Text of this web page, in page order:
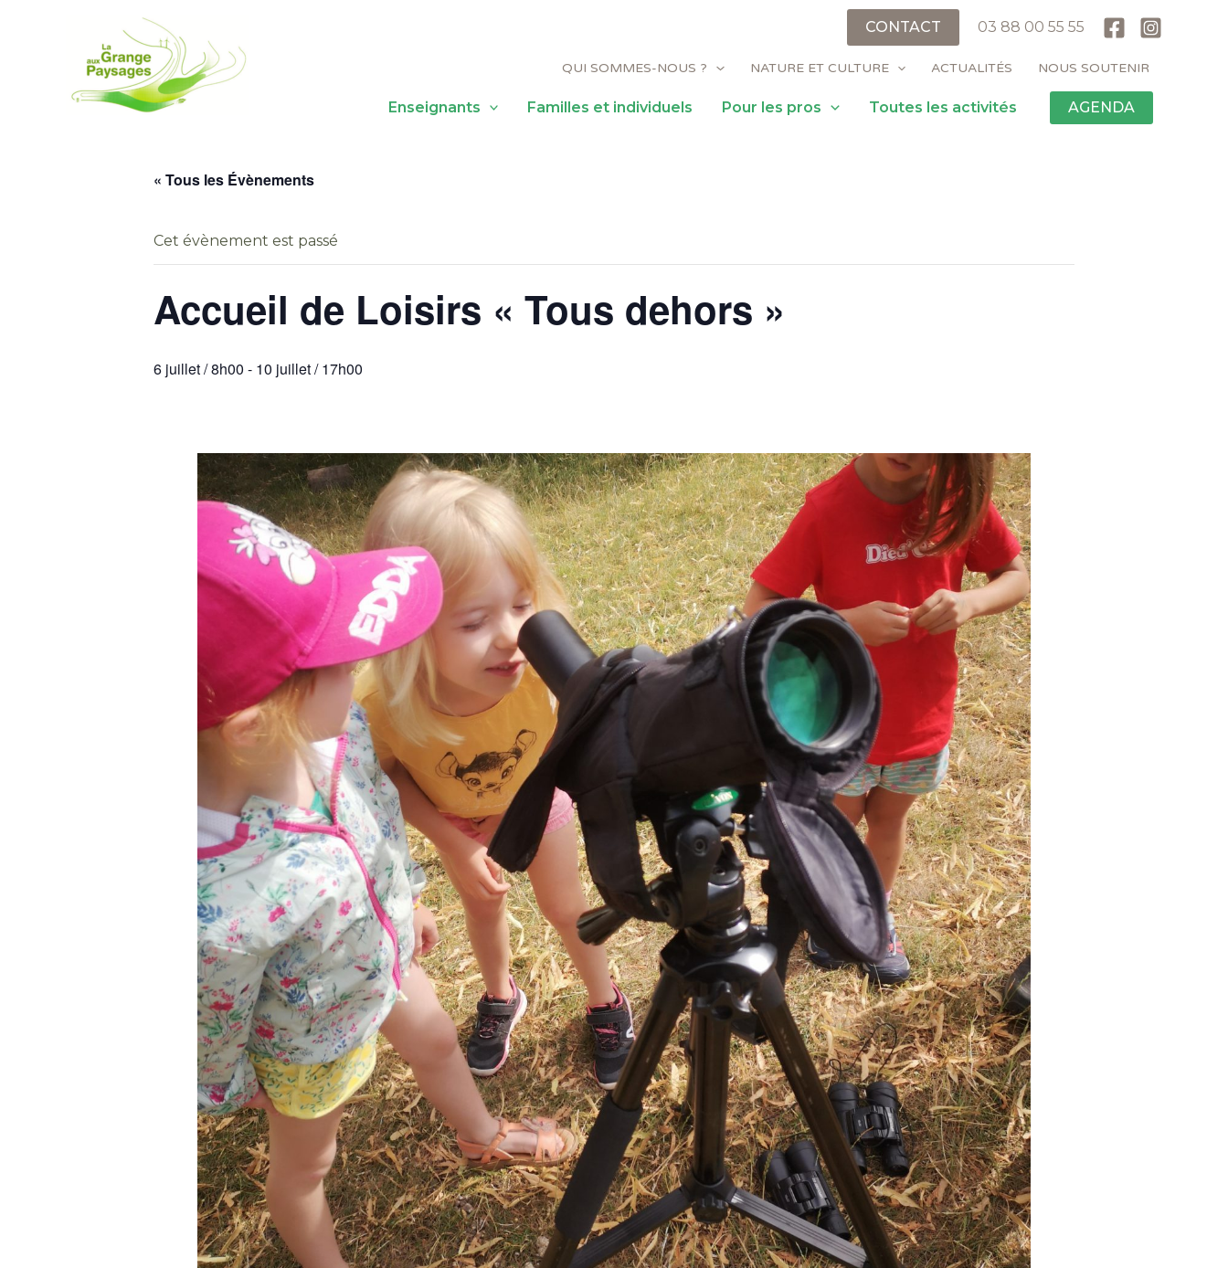
CONTACT 03 88 00 55 55
QUI SOMMES-NOUS ? NATURE ET CULTURE ACTUALITÉS NOUS SOUTENIR
Enseignants Familles et individuels Pour les pros Toutes les activités AGENDA
« Tous les Évènements
Cet évènement est passé
Accueil de Loisirs « Tous dehors »
6 juillet / 8h00 - 10 juillet / 17h00